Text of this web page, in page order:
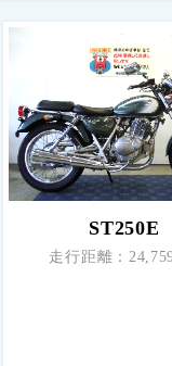
ST250E
走行距離：